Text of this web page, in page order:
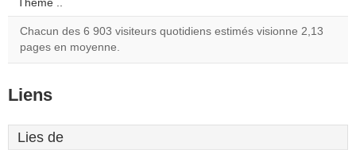
Theme ..
Chacun des 6 903 visiteurs quotidiens estimés visionne 2,13
pages en moyenne.
Liens
Lies de